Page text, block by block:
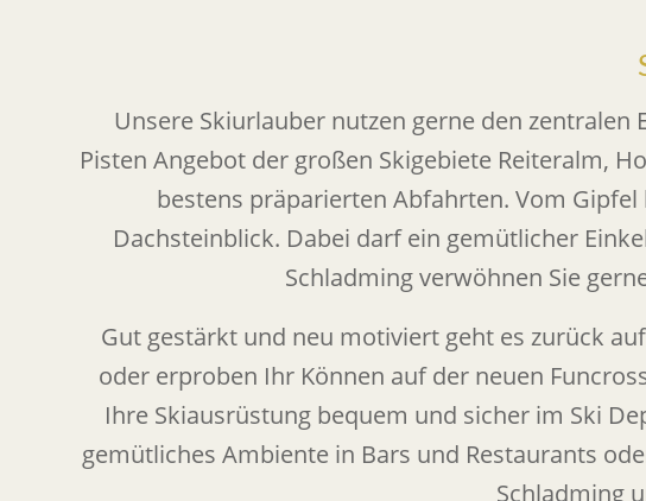
Unsere Skiurlauber nutzen gerne den zentralen
Pisten Angebot der großen Skigebiete Reiteralm,
bestens präparierten Abfahrten. Vom
Dachsteinblick. Dabei darf ein gemütlicher
Schladming verwöhnen Sie
Gut gestärkt und neu motiviert geht es zurück
oder erproben Ihr Können auf der neuen
Ihre Skiausrüstung bequem und sicher im Ski
gemütliches Ambiente in Bars und Restaurants
Schladming